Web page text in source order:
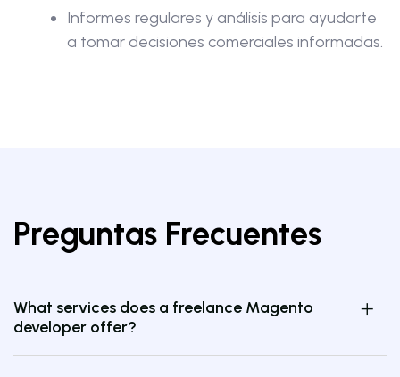
Informes regulares y análisis para ayudarte
a tomar decisiones comerciales informadas.
Preguntas Frecuentes
What services does a freelance Magento
developer offer?